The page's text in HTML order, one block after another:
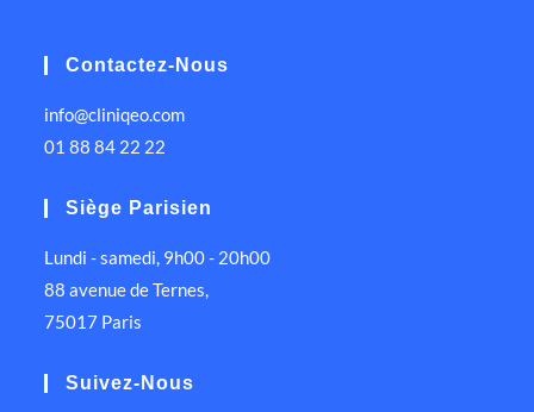
Contactez-Nous
info@cliniqeo.com
01 88 84 22 22
Siège Parisien
Lundi - samedi, 9h00 - 20h00
88 avenue de Ternes,
75017 Paris
Suivez-Nous